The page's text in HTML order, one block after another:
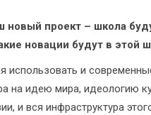
новый проект – школа
новации будут в этой
и
на идею мира, идеологию
и вся инфраструктура